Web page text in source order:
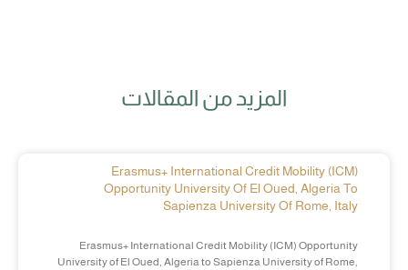
المزيد من المقالات
Erasmus+ International Credit Mobility (ICM)
Opportunity University Of El Oued, Algeria To
Sapienza University Of Rome, Italy
Erasmus+ International Credit Mobility (ICM) Opportunity
University of El Oued, Algeria to Sapienza University of Rome,